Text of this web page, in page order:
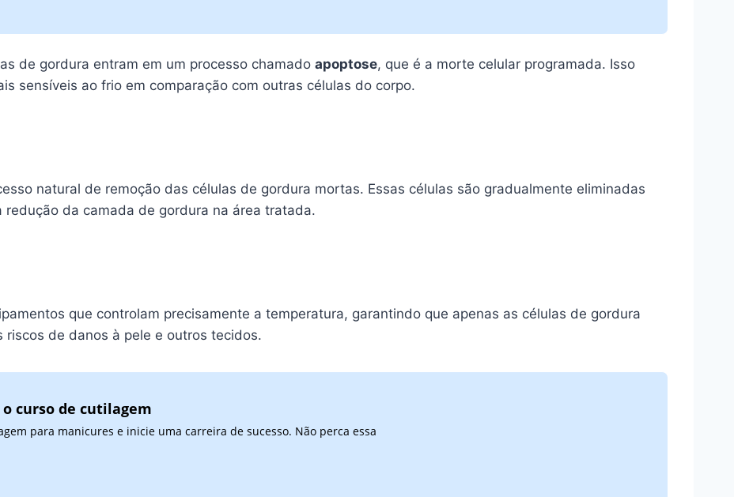
de gordura entram em um processo chamado apoptose, que é a morte celular programada. Isso
sensíveis ao frio em comparação com outras células do corpo.
natural de remoção das células de gordura mortas. Essas células são gradualmente eliminadas
da camada de gordura na área tratada.
que controlam precisamente a temperatura, garantindo que apenas as células de gordura
de danos à pele e outros tecidos.
curso de cutilagem
para manicures e inicie uma carreira de sucesso. Não perca essa